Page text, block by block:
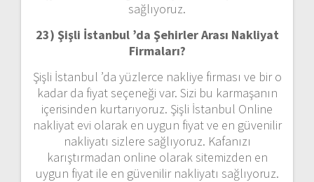
sağlıyoruz.
23) Şişli İstanbul ’da Şehirler Arası Nakliyat
Firmaları?
Şişli İstanbul ’da yüzlerce nakliye firması ve bir o
kadar da fiyat seçeneği var. Sizi bu karmaşanın
içerisinden kurtarıyoruz. Şişli İstanbul Online
nakliyat evi olarak en uygun fiyat ve en güvenilir
nakliyatı sizlere sağlıyoruz. Kafanızı
karıştırmadan online olarak sitemizden en
uygun fiyat ile en güvenilir nakliyatı sağlıyoruz.